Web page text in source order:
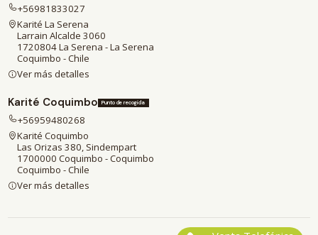
+56981833027
Karité La Serena
Larrain Alcalde 3060
1720804 La Serena - La Serena
Coquimbo - Chile
Ver más detalles
Karité Coquimbo Punto de recogida
+56959480268
Karité Coquimbo
Las Orizas 380, Sindempart
1700000 Coquimbo - Coquimbo
Coquimbo - Chile
Ver más detalles